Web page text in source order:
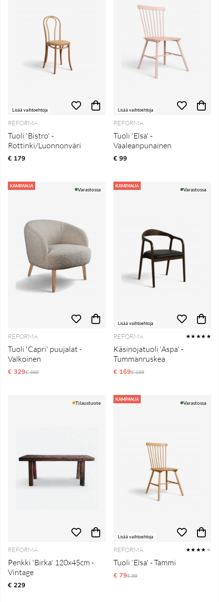
Lisää vaihtoehtoja
REFORMA
Tuoli 'Bistro' -
Rottinki/Luonnonväri
€ 179
Lisää vaihtoehtoja
REFORMA
Tuoli 'Elsa' -
Vaaleanpunainen
€ 99
KAMPANJA
Varastossa
REFORMA
Tuoli 'Capri' puujalat -
Valkoinen
€ 329Normaali hinta
€ 469
KAMPANJA
Lisää vaihtoehtoja
Varastossa
REFORMA ★★★★★
Käsinojatuoli 'Aspa' -
Tummanruskea
€ 169Normaali hinta
€ 199
Tilaustuote
REFORMA
Penkki 'Birka' 120x45cm -
Vintage
€ 229
KAMPANJA
Lisää vaihtoehtoja
Varastossa
REFORMA ★★★★ ★
Tuoli 'Elsa' - Tammi
€ 79Normaali hinta
€ 99